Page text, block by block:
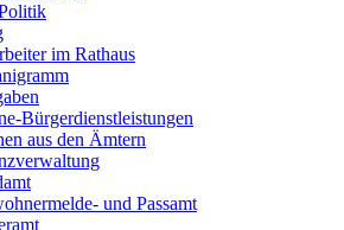
im Rathaus
Bürgerdienstleistungen
aus den Ämtern
und Passamt